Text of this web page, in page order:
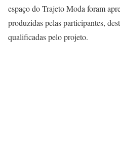
espaço do Trajeto Moda foram
produzidas pelas participantes,
qualificadas pelo projeto.